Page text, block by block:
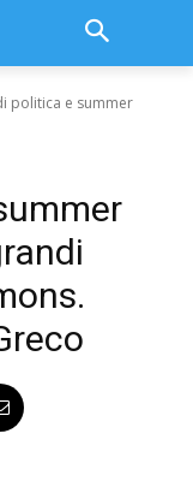
politica e summer